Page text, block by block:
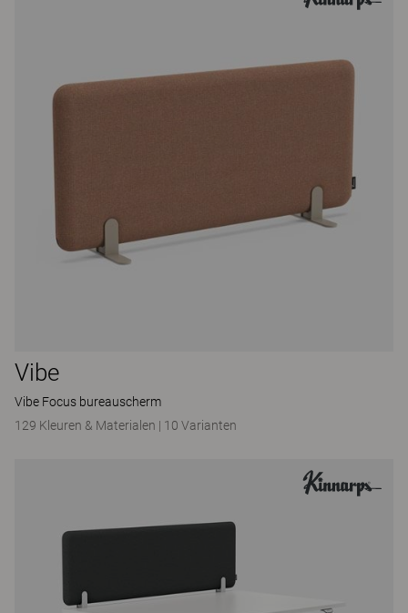
Vibe
Vibe Focus bureauscherm
129 Kleuren & Materialen | 10 Varianten